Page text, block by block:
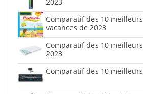
Comparatif des 10
vacances de 2023
Comparatif des 10
2023
Comparatif des 10